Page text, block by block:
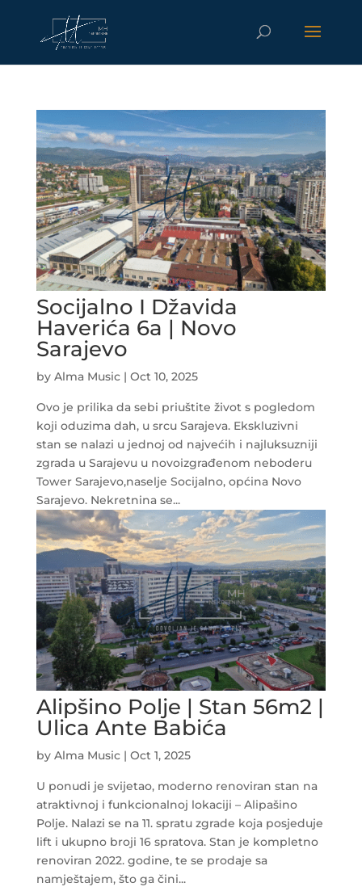
Socijalno I Džavida
Haverića 6a | Novo
Sarajevo
by Alma Music| Oct 10, 2025
Ovo je prilika da sebi priuštite život s pogledom
koji oduzima dah, u srcu Sarajeva. Ekskluzivni
stan se nalazi u jednoj od najvećih i najluksuzniji
zgrada u Sarajevu u novoizgrađenom neboderu
Tower Sarajevo,naselje Socijalno, općina Novo
Sarajevo. Nekretnina se...
Alipšino Polje | Stan 56m2 |
Ulica Ante Babića
by Alma Music| Oct 1, 2025
U ponudi je svijetao, moderno renoviran stan na
atraktivnoj i funkcionalnoj lokaciji – Alipašino
Polje. Nalazi se na 11. spratu zgrade koja posjeduje
lift i ukupno broji 16 spratova. Stan je kompletno
renoviran 2022. godine, te se prodaje sa
namještajem, što ga čini...